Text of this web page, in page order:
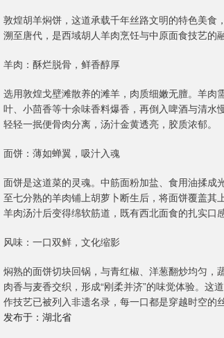
敦煌胡羊焖饼，这道承载千年丝路文明的特色美食
溯至唐代，是西域胡人羊肉烹饪与中原面食技艺的
羊肉：酥烂脱骨，鲜香醇厚
选用敦煌戈壁滩散养的滩羊，肉质细嫩无膻。羊
叶、小茴香等十余味香料爆香，再倒入啤酒与清水
轻轻一抿便骨肉分离，汤汁金黄透亮，胶质浓郁。
面饼：薄如蝉翼，吸汁入魂
面饼是这道菜的灵魂。中筋面粉加盐、食用油揉
至七分熟的羊肉铺上胡萝卜断生后，将面饼覆盖
羊肉汤汁后变得绵软筋道，既有西北面食的扎实口
风味：一口双鲜，文化缩影
焖熟的面饼切块回锅，与青红椒、洋葱翻炒均匀，
肉香与麦香交织，形成“刚柔并济”的味觉体验。这
作技艺已被列入非遗名录，每一口都是穿越时空的
发布于：湖北省